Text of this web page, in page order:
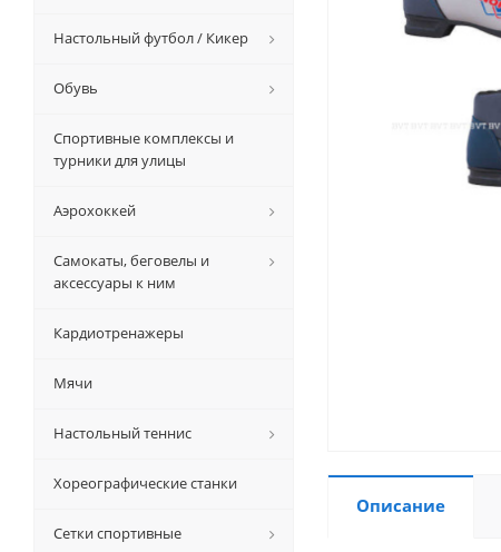
Описание
Настольный футбол / Кикер
Обувь
Спортивные комплексы и
турники для улицы
Аэрохоккей
Самокаты, беговелы и
аксессуары к ним
Кардиотренажеры
Мячи
Настольный теннис
Хореографические станки
Сетки спортивные